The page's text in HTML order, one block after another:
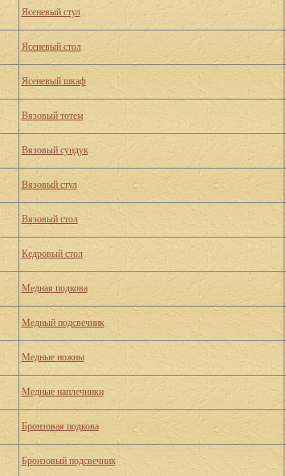
Ясеневый стул
Ясеневый стол
Ясеневый шкаф
Вязовый тотем
Вязовый сундук
Вязовый стул
Вязовый стол
Кедровый стол
Медная подкова
Медный подсвечник
Медные ножны
Медные наплечники
Бронзовая подкова
Бронзовый подсвечник